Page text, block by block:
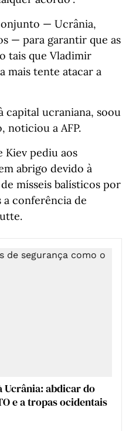
— Ucrânia,
— para garantir que as
tais que Vladimir
mais tente atacar a
capital ucraniana, soou
noticiou a AFP.
Kiev pediu aos
abrigo devido à
mísseis balísticos por
a conferência de
Ucrânia: abdicar do
e a tropas ocidentais